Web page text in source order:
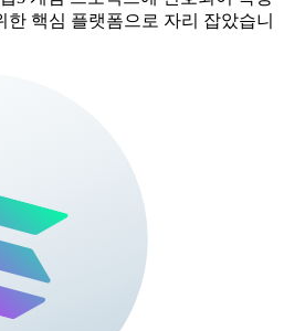
핵심 플랫폼으로 자리 잡았습니